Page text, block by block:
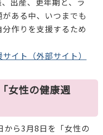
ある中、いつまでも
作りを支援するため
イト（外部サイト）
女性の健康週
から3月8日を「女性の